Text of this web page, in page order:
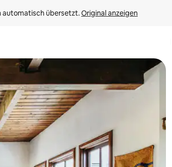
automatisch übersetzt. Original anzeigen